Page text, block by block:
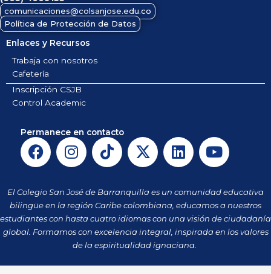
comunicaciones@colsanjose.edu.co
Política de Protección de Datos
Enlaces y Recursos
Trabaja con nosotros
Cafetería
Inscripción CSJB
Control Academic
Permanece en contacto
F
a
e
b
o
o
I
n
t
a
g
r
a
m
T
i
t
o
k
X
-
w
i
t
t
e
r
L
i
k
e
d
i
n
Y
o
t
u
b
e
El Colegio San José de Barranquilla es un comunidad educativa
bilingüe en la región Caribe colombiana, educamos a nuestros
estudiantes con hasta cuatro idiomas con una visión de ciudadanía
global. Formamos con excelencia integral, inspirada en los valores
de la espiritualidad ignaciana.